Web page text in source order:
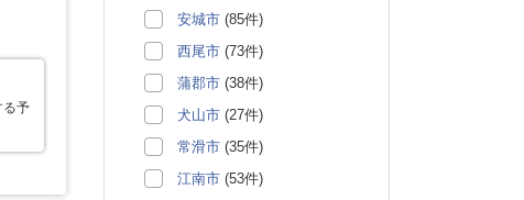
る予
安城市 (85件)
西尾市 (73件)
蒲郡市 (38件)
犬山市 (27件)
常滑市 (35件)
江南市 (53件)